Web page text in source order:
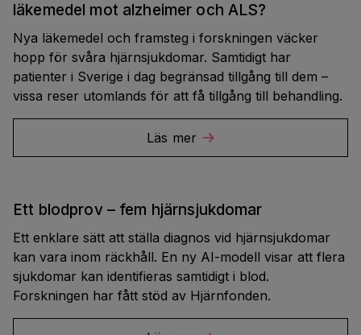
läkemedel mot alzheimer och ALS?
Nya läkemedel och framsteg i forskningen väcker
hopp för svåra hjärnsjukdomar. Samtidigt har
patienter i Sverige i dag begränsad tillgång till dem –
vissa reser utomlands för att få tillgång till behandling.
Läs mer
Ett blodprov – fem hjärnsjukdomar
Ett enklare sätt att ställa diagnos vid hjärnsjukdomar
kan vara inom räckhåll. En ny AI-modell visar att flera
sjukdomar kan identifieras samtidigt i blod.
Forskningen har fått stöd av Hjärnfonden.